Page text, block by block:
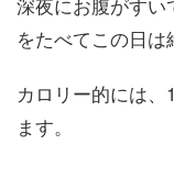
をたべてこの日は
カロリー的には
ます。